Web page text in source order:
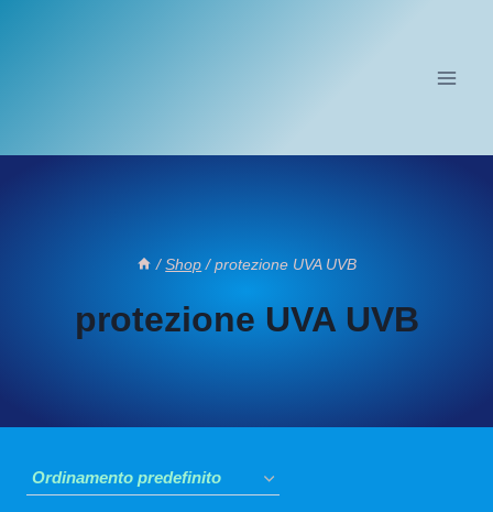
/ Shop / protezione UVA UVB
protezione UVA UVB